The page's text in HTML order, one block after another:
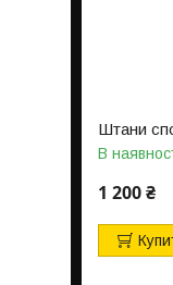
Штани
В
1 200 ₴